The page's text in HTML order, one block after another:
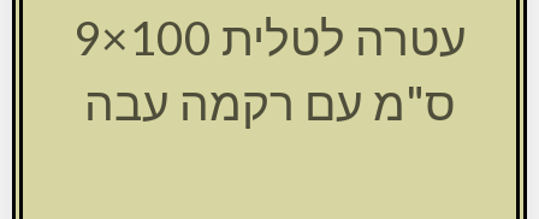
עטרה לטלית 100×9
ס"מ עם רקמה עבה